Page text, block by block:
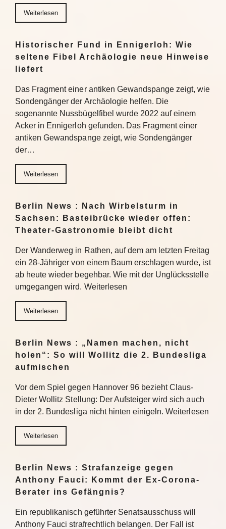
Weiterlesen
Historischer Fund in Ennigerloh: Wie
seltene Fibel Archäologie neue Hinweise
liefert
Das Fragment einer antiken Gewandspange zeigt, wie
Sondengänger der Archäologie helfen. Die
sogenannte Nussbügelfibel wurde 2022 auf einem
Acker in Ennigerloh gefunden. Das Fragment einer
antiken Gewandspange zeigt, wie Sondengänger
der…
Weiterlesen
Berlin News : Nach Wirbelsturm in
Sachsen: Basteibrücke wieder offen:
Theater-Gastronomie bleibt dicht
Der Wanderweg in Rathen, auf dem am letzten Freitag
ein 28-Jähriger von einem Baum erschlagen wurde, ist
ab heute wieder begehbar. Wie mit der Unglücksstelle
umgegangen wird. Weiterlesen
Weiterlesen
Berlin News : „Namen machen, nicht
holen“: So will Wollitz die 2. Bundesliga
aufmischen
Vor dem Spiel gegen Hannover 96 bezieht Claus-
Dieter Wollitz Stellung: Der Aufsteiger wird sich auch
in der 2. Bundesliga nicht hinten einigeln. Weiterlesen
Weiterlesen
Berlin News : Strafanzeige gegen
Anthony Fauci: Kommt der Ex-Corona-
Berater ins Gefängnis?
Ein republikanisch geführter Senatsausschuss will
Anthony Fauci strafrechtlich belangen. Der Fall ist